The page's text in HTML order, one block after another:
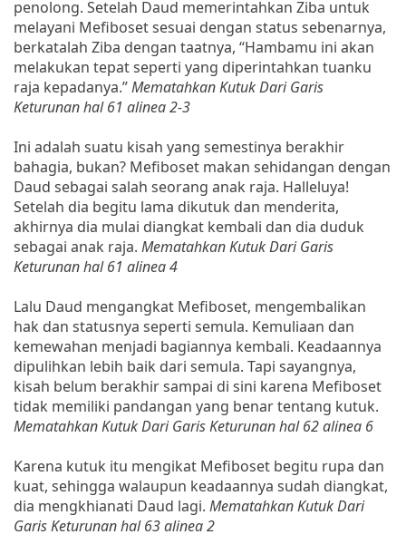
penolong. Setelah Daud memerintahkan Ziba untuk
melayani Mefiboset sesuai dengan status sebenarnya,
berkatalah Ziba dengan taatnya, “Hambamu ini akan
melakukan tepat seperti yang diperintahkan tuanku
raja kepadanya.”Mematahkan Kutuk Dari Garis
Keturunan hal 61 alinea 2-3
Ini adalah suatu kisah yang semestinya berakhir
bahagia, bukan? Mefiboset makan sehidangan dengan
Daud sebagai salah seorang anak raja. Halleluya!
Setelah dia begitu lama dikutuk dan menderita,
akhirnya dia mulai diangkat kembali dan dia duduk
sebagai anak raja. Mematahkan Kutuk Dari Garis
Keturunan hal 61 alinea 4
Lalu Daud mengangkat Mefiboset, mengembalikan
hak dan statusnya seperti semula. Kemuliaan dan
kemewahan menjadi bagiannya kembali. Keadaannya
dipulihkan lebih baik dari semula. Tapi sayangnya,
kisah belum berakhir sampai di sini karena Mefiboset
tidak memiliki pandangan yang benar tentang kutuk.
Mematahkan Kutuk Dari Garis Keturunan hal 62 alinea 6
Karena kutuk itu mengikat Mefiboset begitu rupa dan
kuat, sehingga walaupun keadaannya sudah diangkat,
dia mengkhianati Daud lagi. Mematahkan Kutuk Dari
Garis Keturunan hal 63 alinea 2